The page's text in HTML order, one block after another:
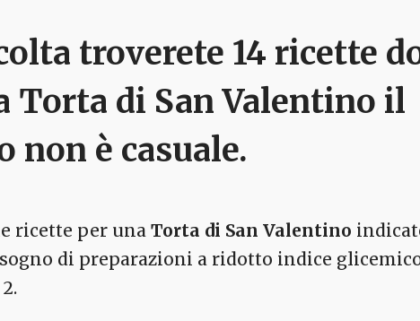
troverete 14 ricette
Torta di San Valentino il
non è casuale.
ricette per una Torta di San Valentino
di preparazioni a ridotto indice